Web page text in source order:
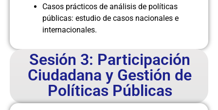
Casos prácticos de análisis de políticas
públicas: estudio de casos nacionales e
internacionales.
Sesión 3: Participación
Ciudadana y Gestión de
Políticas Públicas